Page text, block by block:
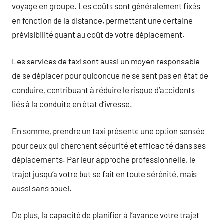
voyage en groupe. Les coûts sont généralement fixés
en fonction de la distance, permettant une certaine
prévisibilité quant au coût de votre déplacement.
Les services de taxi sont aussi un moyen responsable
de se déplacer pour quiconque ne se sent pas en état de
conduire, contribuant à réduire le risque d’accidents
liés à la conduite en état d’ivresse.
En somme, prendre un taxi présente une option sensée
pour ceux qui cherchent sécurité et efficacité dans ses
déplacements. Par leur approche professionnelle, le
trajet jusqu’à votre but se fait en toute sérénité, mais
aussi sans souci.
De plus, la capacité de planifier à l’avance votre trajet